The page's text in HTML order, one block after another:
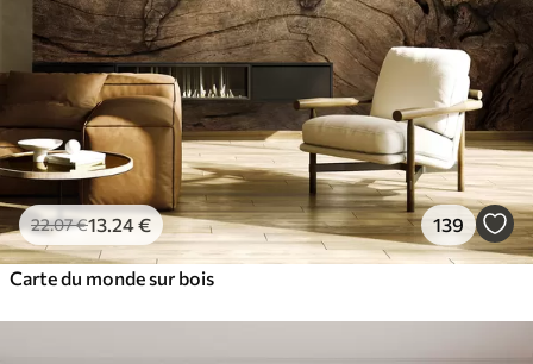
22.07€13.24€ 139
Carte du monde sur bois